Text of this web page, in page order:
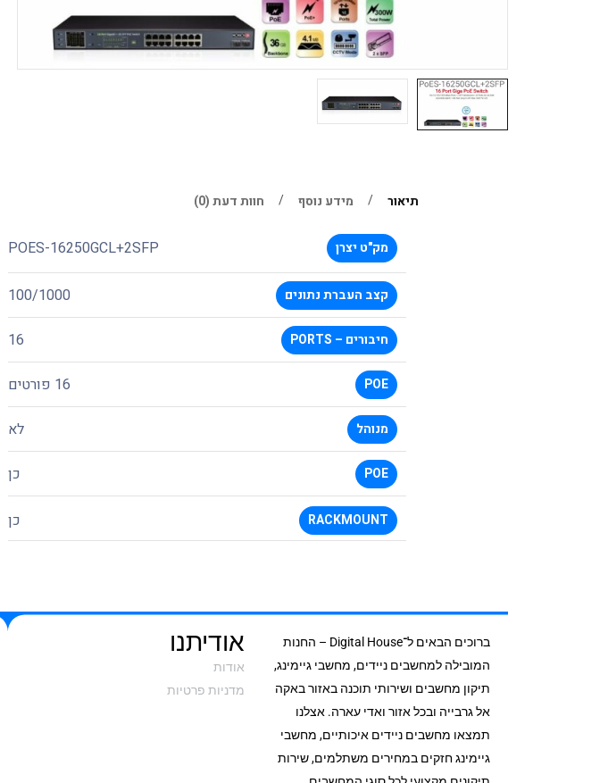
תיאור מידע נוסף חוות דעת (0)
מק"ט יצרן POES-16250GCL+2SFP
קצב העברת נתונים 100/1000
חיבורים – PORTS 16
POE 16 פורטים
מנוהל לא
POE כן
RACKMOUNT כן
ברוכים הבאים ל־Digital House – החנות
המובילה למחשבים ניידים, מחשבי גיימינג,
תיקון מחשבים ושירותי תוכנה באזור באקה
אל גרבייה ובכל אזור ואדי עארה. אצלנו
תמצאו מחשבים ניידים איכותיים, מחשבי
גיימינג חזקים במחירים משתלמים, שירות
אודיתנו
אודות
מדניות פרטיות